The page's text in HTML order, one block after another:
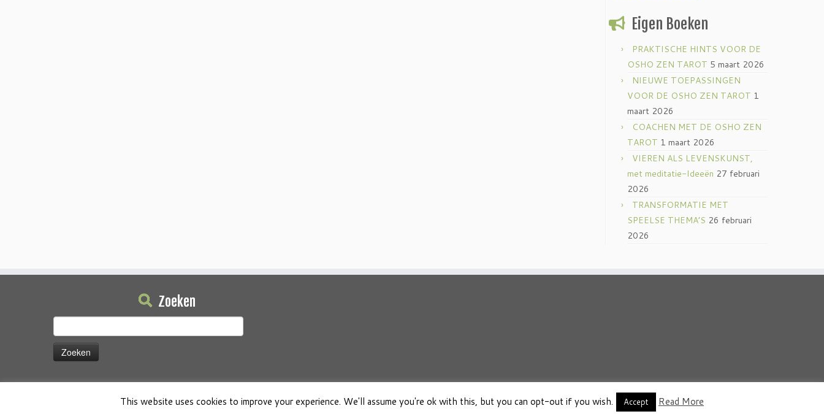
Eigen Boeken
PRAKTISCHE HINTS VOOR DE
OSHO ZEN TAROT 5 maart 2026
NIEUWE TOEPASSINGEN
VOOR DE OSHO ZEN TAROT 1
maart 2026
COACHEN MET DE OSHO ZEN
TAROT 1 maart 2026
VIEREN ALS LEVENSKUNST,
met meditatie-Ideeën 27 februari
2026
TRANSFORMATIE MET
SPEELSE THEMA’S 26 februari
2026
Zoeken
naar:
·© 2026 Osho Boeken Besproken·Aangeboden door ·Ontworpen met deCustomizr thema ·
This website uses cookies to improve your experience. We'll assume you're ok with this, but you can opt-out if you wish. Accept Read More